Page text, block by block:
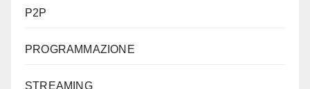
P2P
PROGRAMMAZIONE
STREAMING